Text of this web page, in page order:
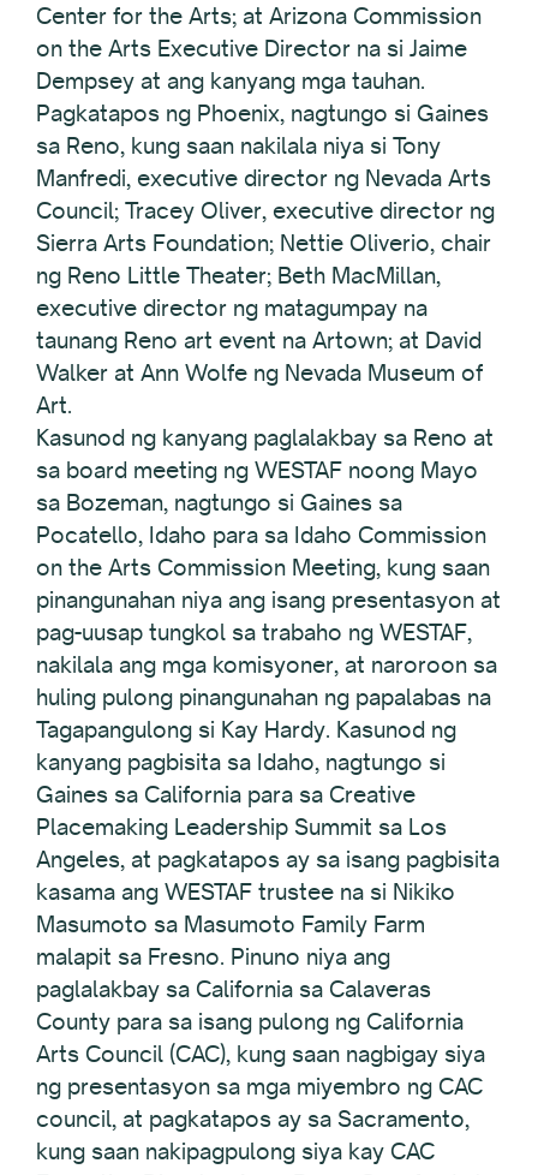
Center for the Arts; at Arizona Commission
on the Arts Executive Director na si Jaime
Dempsey at ang kanyang mga tauhan.
Pagkatapos ng Phoenix, nagtungo si Gaines
sa Reno, kung saan nakilala niya si Tony
Manfredi, executive director ng Nevada Arts
Council; Tracey Oliver, executive director ng
Sierra Arts Foundation; Nettie Oliverio, chair
ng Reno Little Theater; Beth MacMillan,
executive director ng matagumpay na
taunang Reno art event na Artown; at David
Walker at Ann Wolfe ng Nevada Museum of
Art.
Kasunod ng kanyang paglalakbay sa Reno at
sa board meeting ng WESTAF noong Mayo
sa Bozeman, nagtungo si Gaines sa
Pocatello, Idaho para sa Idaho Commission
on the Arts Commission Meeting, kung saan
pinangunahan niya ang isang presentasyon at
pag-uusap tungkol sa trabaho ng WESTAF,
nakilala ang mga komisyoner, at naroroon sa
huling pulong pinangunahan ng papalabas na
Tagapangulong si Kay Hardy. Kasunod ng
kanyang pagbisita sa Idaho, nagtungo si
Gaines sa California para sa Creative
Placemaking Leadership Summit sa Los
Angeles, at pagkatapos ay sa isang pagbisita
kasama ang WESTAF trustee na si Nikiko
Masumoto sa Masumoto Family Farm
malapit sa Fresno. Pinuno niya ang
paglalakbay sa California sa Calaveras
County para sa isang pulong ng California
Arts Council (CAC), kung saan nagbigay siya
ng presentasyon sa mga miyembro ng CAC
council, at pagkatapos ay sa Sacramento,
kung saan nakipagpulong siya kay CAC